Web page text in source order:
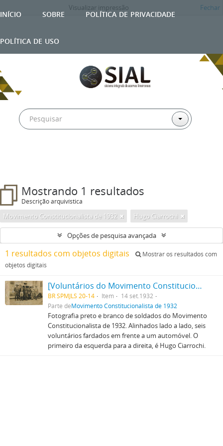
início sobre
política de privacidade
política de uso
Visualizar impressão Fechar
Mostrando 1 resultados
Descrição arquivística
Movimento Constitucionalista de 1932 Hugo Ciarrochi
Opções de pesquisa avançada
1 resultados com objetos digitais
Mostrar os resultados com
objetos digitais
[Voluntários do Movimento Constitucionalista de 1932]
BR SPMJLS 20-14 Item
14 set.1932
Parte deMovimento Constitucionalista de 1932
Fotografia preto e branco de soldados do Movimento
Constitucionalista de 1932. Alinhados lado a lado, seis
voluntários fardados em frente a um automóvel. O
primeiro da esquerda para a direita, é Hugo Ciarrochi.